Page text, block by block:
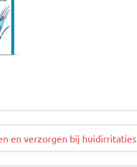
en verzorgen bij huidirritaties